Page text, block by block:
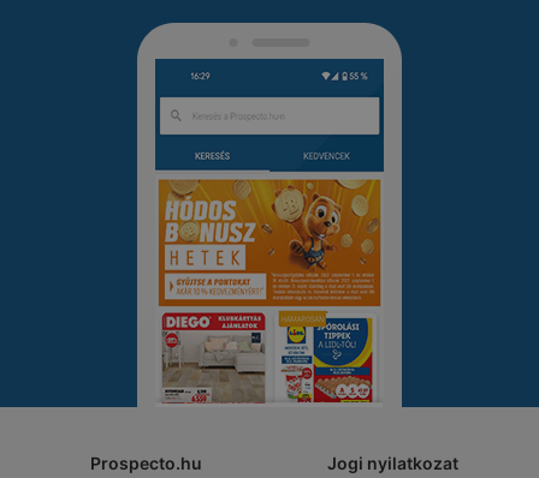
Prospecto.hu Jogi nyilatkozat